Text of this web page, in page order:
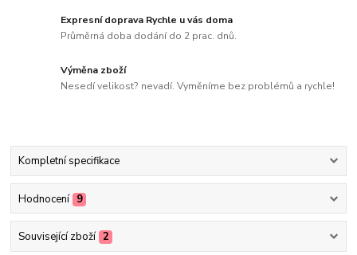
Expresní doprava Rychle u vás doma
Průměrná doba dodání do 2 prac. dnů.
Výměna zboží
Nesedí velikost? nevadí. Vyměníme bez problémů a rychle!
Kompletní specifikace
Hodnocení 9
Související zboží 2